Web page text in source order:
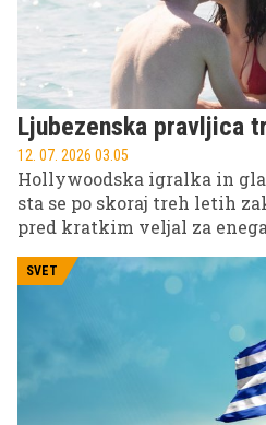
Ljubezenska pravljica
12. 07. 2026 03.05
Hollywoodska igralka in
sta se po skoraj treh letih
pred kratkim veljal za
ameriških medijev odločil
SVET